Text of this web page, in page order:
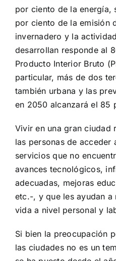
por ciento de la energía,
por ciento de la emisión
invernadero y la
desarrollan responde al
Producto Interior Bruto
particular, más de dos
también urbana y las
en 2050 alcanzará el 85
Vivir en una gran ciudad
las personas de acceder
servicios que no
avances tecnológicos,
adecuadas, mejoras
etc.-, y que les ayudan
vida a nivel personal y
Si bien la preocupación
las ciudades no es un